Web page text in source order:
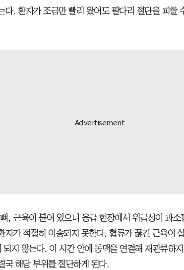
다. 환자가 조금만 빨리 왔어도 팔다리 절단을 피할
, 근육이 붙어 있으니 응급 현장에서 위급성이 과소
자가 적절히 이송되지 못한다. 혈류가 끊긴 근육이
되지 않는다. 이 시간 안에 동맥을 연결해 재관류하
국 해당 부위를 절단하게 된다.